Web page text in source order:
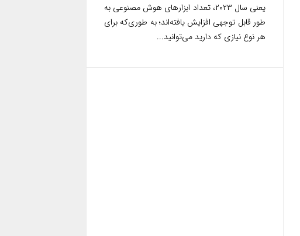
یعنی سال ۲۰۲۳، تعداد ابزارهای هوش مصنوعی به
طور قابل توجهی افزایش یافته‌اند؛ به طوری‌که برای
هر نوع نیازی که دارید می‌توانید...